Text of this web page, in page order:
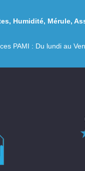
, Humidité, Mérule,
PAMI : Du lundi au